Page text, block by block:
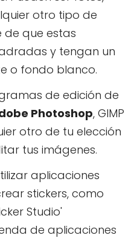
otro tipo de
de que estas
y tengan un
o fondo blanco.
de edición de
Photoshop, GIMP
otro de tu elección
tus imágenes.
aplicaciones
stickers, como
Studio'
de aplicaciones